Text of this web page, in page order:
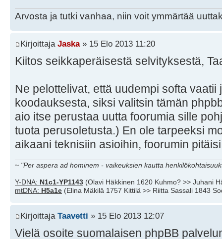
Arvosta ja tutki vanhaa, niin voit ymmärtää
Kirjoittaja Jaska» 15 Elo 2013 11:20
Kiitos seikkaperäisestä selvityksestä,
Ne pelottelivat, että uudempi softa
koodauksesta, siksi valitsin tämän
aio itse perustaa uutta foorumia sille
tuota perusoletusta.) En ole tarpeeksi
aikaani teknisiin asioihin, foorumin
~ "Per aspera ad hominem - vaikeuksien kautta
Y-DNA: N1c1-YP1143 (Olavi Häkkinen 1620 Kuhmo? >> Juhani
mtDNA: H5a1e (Elina Mäkilä 1757 Kittilä >> Riitta Sassali 1843
Kirjoittaja Taavetti » 15 Elo 2013 12:07
Vielä osoite suomalaisen phpBB